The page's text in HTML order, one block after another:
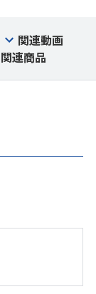
関連動画
関連商品